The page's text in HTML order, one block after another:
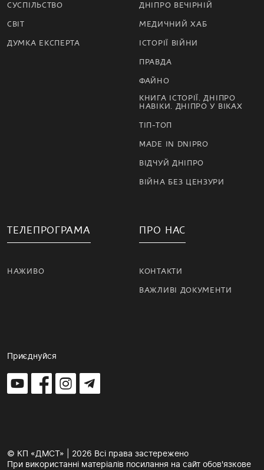
СУСПІЛЬСТВО
СВІТ
ДУМКА ЕКСПЕРТА
ДНІПРО ВЕЧІРНІЙ
МЕДИЧНИЙ ХАБ
ІСТОРІЇ ВІЙНИ
ПРАВДА
ФАЙНО
КНИГА ІСТОРІЇ. ДНІПРО
НАВІКИ. ДНІПРО У ВІКАХ
ТІП-ТОП
MADE IN DNIPRO
ВІДЧУЙ ДНІПРО
ВІЙНА БЕЗ ЦЕНЗУРИ
ТЕЛЕПРОГРАМА
НАЖИВО
ПРО НАС
КОНТАКТИ
ВАЖЛИВІ ДОКУМЕНТИ
Приєднуйся
© КП «ДМСТ» | 2026 Всі права застережено
При використанні матеріалів посилання на сайт обов'язкове